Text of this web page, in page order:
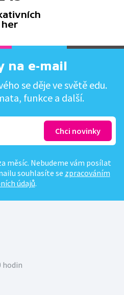
her
na e-mail
se děje ve světě edu.
funkce a další.
měsíc. Nebudeme vám posílat
souhlasíte se zpracováním
údajů.